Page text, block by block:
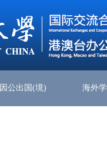
因公出国(境) 海外